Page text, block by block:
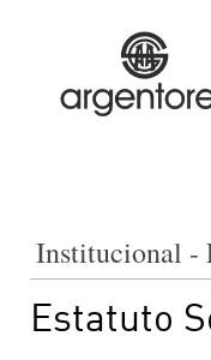
Institucional -
Estatuto